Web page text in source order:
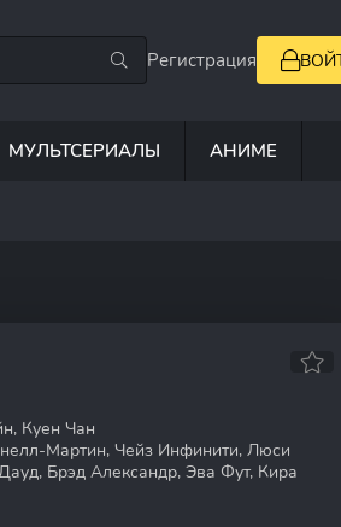
Регистрация
МУЛЬТСЕРИАЛЫ АНИМЕ
Куен Чан
Мартин, Чейз Инфинити, Люси
Брэд Александр, Эва Фут, Кира